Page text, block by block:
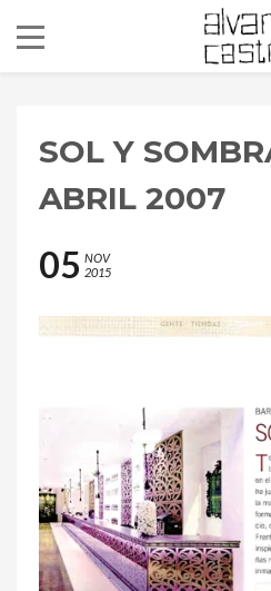
SOL Y
ABRIL 2007
05 NOV
2015